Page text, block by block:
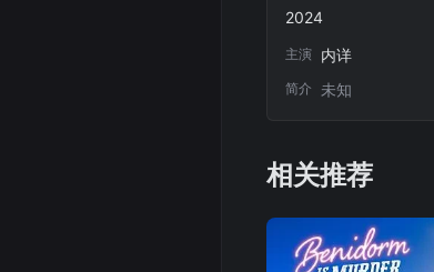
2024
主演 内详
简介 未知
相关推荐